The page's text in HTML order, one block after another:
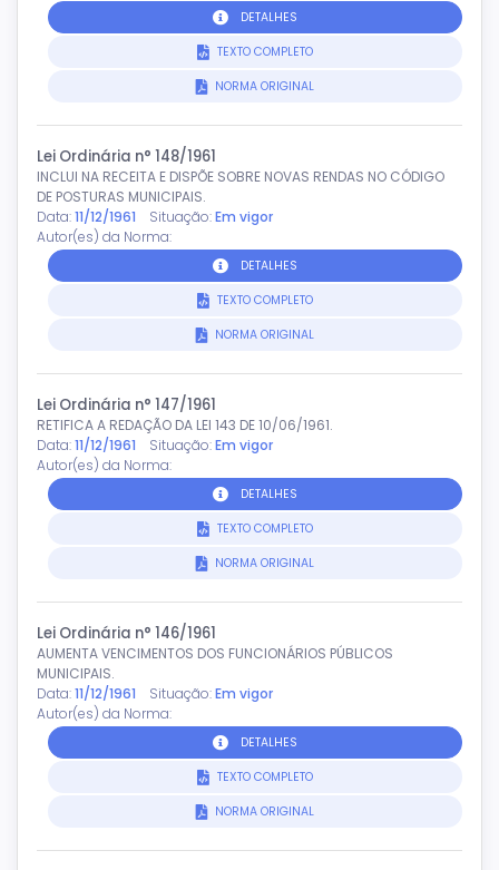
DETALHES
TEXTO COMPLETO
NORMA ORIGINAL
Lei Ordinária n° 148/1961
INCLUI NA RECEITA E DISPÕE SOBRE NOVAS RENDAS NO CÓDIGO
DE POSTURAS MUNICIPAIS.
Data:11/12/1961 Situação: Em vigor
Autor(es) da Norma:
DETALHES
TEXTO COMPLETO
NORMA ORIGINAL
Lei Ordinária n° 147/1961
RETIFICA A REDAÇÃO DA LEI 143 DE 10/06/1961.
Data:11/12/1961 Situação: Em vigor
Autor(es) da Norma:
DETALHES
TEXTO COMPLETO
NORMA ORIGINAL
Lei Ordinária n° 146/1961
AUMENTA VENCIMENTOS DOS FUNCIONÁRIOS PÚBLICOS
MUNICIPAIS.
Data:11/12/1961 Situação: Em vigor
Autor(es) da Norma:
DETALHES
TEXTO COMPLETO
NORMA ORIGINAL